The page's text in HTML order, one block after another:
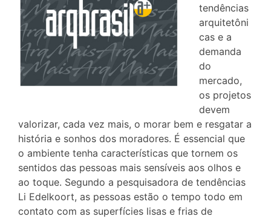
tendências
arquitetôni
cas e a
demanda
do
mercado,
os projetos
devem
valorizar, cada vez mais, o morar bem e resgatar a
história e sonhos dos moradores. É essencial que
o ambiente tenha características que tornem os
sentidos das pessoas mais sensíveis aos olhos e
ao toque. Segundo a pesquisadora de tendências
Li Edelkoort, as pessoas estão o tempo todo em
contato com as superfícies lisas e frias de